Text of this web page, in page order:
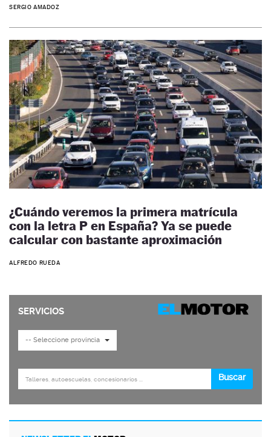
SERGIO AMADOZ
¿Cuándo veremos la primera matrícula
con la letra P en España? Ya se puede
calcular con bastante aproximación
ALFREDO RUEDA